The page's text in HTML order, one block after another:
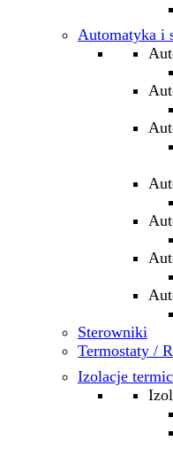
Automatyka i
Sterowniki
Termostaty /
Izolacje